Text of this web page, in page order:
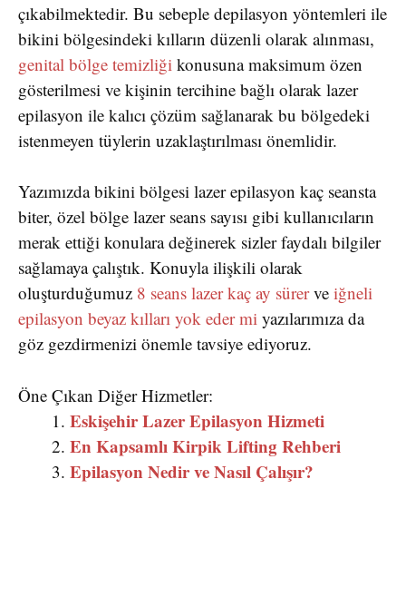
çıkabilmektedir. Bu sebeple depilasyon yöntemleri ile
bikini bölgesindeki kılların düzenli olarak alınması,
genital bölge temizliği konusuna maksimum özen
gösterilmesi ve kişinin tercihine bağlı olarak lazer
epilasyon ile kalıcı çözüm sağlanarak bu bölgedeki
istenmeyen tüylerin uzaklaştırılması önemlidir.
Yazımızda bikini bölgesi lazer epilasyon kaç seansta
biter, özel bölge lazer seans sayısı gibi kullanıcıların
merak ettiği konulara değinerek sizler faydalı bilgiler
sağlamaya çalıştık. Konuyla ilişkili olarak
oluşturduğumuz 8 seans lazer kaç ay sürerve iğneli
epilasyon beyaz kılları yok eder mi yazılarımıza da
göz gezdirmenizi önemle tavsiye ediyoruz.
Öne Çıkan Diğer Hizmetler:
Eskişehir Lazer Epilasyon Hizmeti
En Kapsamlı Kirpik Lifting Rehberi
Epilasyon Nedir ve Nasıl Çalışır?